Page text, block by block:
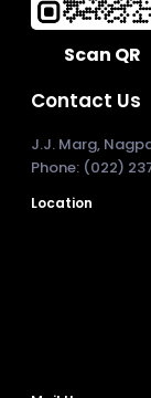
Scan QR
Contact Us
J.J. Marg,
Phone: (022)
Location